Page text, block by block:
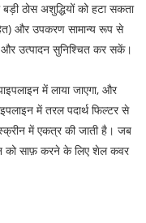
ठोस अशुद्धियों को हटा सकता
और उपकरण सामान्य रूप से
उत्पादन सुनिश्चित कर सकें।
में लाया जाएगा, और
में तरल पदार्थ फिल्टर से
स्क्रीन में एकत्र की जाती है। जब
को साफ़ करने के लिए शेल कवर